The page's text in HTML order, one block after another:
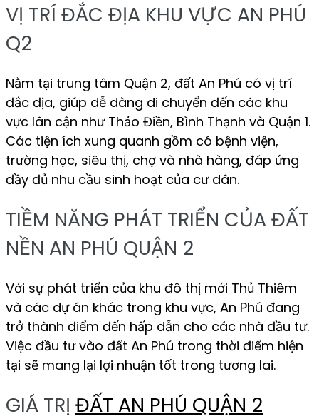
VỊ TRÍ ĐẮC ĐỊA KHU VỰC AN PHÚ
Q2
Nằm tại trung tâm Quận 2, đất An Phú có vị trí
đắc địa, giúp dễ dàng di chuyển đến các khu
vực lân cận như Thảo Điền, Bình Thạnh và Quận 1.
Các tiện ích xung quanh gồm có bệnh viện,
trường học, siêu thị, chợ và nhà hàng, đáp ứng
đầy đủ nhu cầu sinh hoạt của cư dân.
TIỀM NĂNG PHÁT TRIỂN CỦA ĐẤT
NỀN AN PHÚ QUẬN 2
Với sự phát triển của khu đô thị mới Thủ Thiêm
và các dự án khác trong khu vực, An Phú đang
trở thành điểm đến hấp dẫn cho các nhà đầu tư.
Việc đầu tư vào đất An Phú trong thời điểm hiện
tại sẽ mang lại lợi nhuận tốt trong tương lai.
GIÁ TRỊ ĐẤT AN PHÚ QUẬN 2